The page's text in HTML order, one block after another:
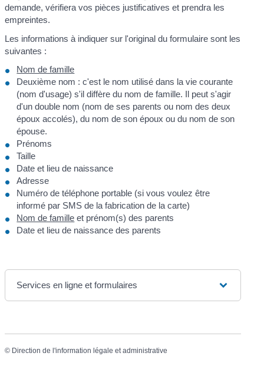
demande, vérifiera vos pièces justificatives et prendra les
empreintes.
Les informations à indiquer sur l'original du formulaire sont les
suivantes :
Nom de famille
Deuxième nom : c'est le nom utilisé dans la vie courante
(nom d'usage) s'il diffère du nom de famille. Il peut s'agir
d'un double nom (nom de ses parents ou nom des deux
époux accolés), du nom de son époux ou du nom de son
épouse.
Prénoms
Taille
Date et lieu de naissance
Adresse
Numéro de téléphone portable (si vous voulez être
informé par SMS de la fabrication de la carte)
Nom de famille et prénom(s) des parents
Date et lieu de naissance des parents
Services en ligne et formulaires
© Direction de l'information légale et administrative